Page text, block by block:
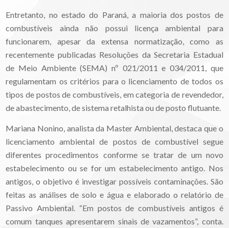
Entretanto, no estado do Paraná, a maioria dos postos de
combustíveis ainda não possui licença ambiental para
funcionarem, apesar da extensa normatização, como as
recentemente publicadas Resoluções da Secretaria Estadual
de Meio Ambiente (SEMA) nº 021/2011 e 034/2011, que
regulamentam os critérios para o licenciamento de todos os
tipos de postos de combustíveis, em categoria de revendedor,
de abastecimento, de sistema retalhista ou de posto flutuante.
Mariana Nonino, analista da Master Ambiental, destaca que o
licenciamento ambiental de postos de combustível segue
diferentes procedimentos conforme se tratar de um novo
estabelecimento ou se for um estabelecimento antigo. Nos
antigos, o objetivo é investigar possíveis contaminações. São
feitas as análises de solo e água e elaborado o relatório de
Passivo Ambiental. “Em postos de combustíveis antigos é
comum tanques apresentarem sinais de vazamentos”, conta.